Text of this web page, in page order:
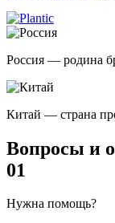
Россия — родина
Китай — страна
Вопросы и
01
Нужна помощь?